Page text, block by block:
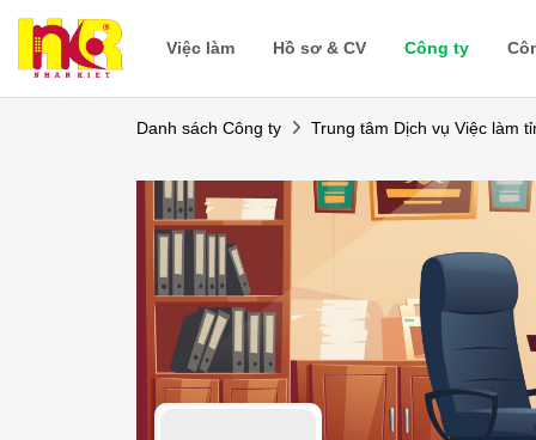
Việc làm Hồ sơ & CV Công ty
Danh sách Công ty Trung tâm Dịch vụ Việc làm